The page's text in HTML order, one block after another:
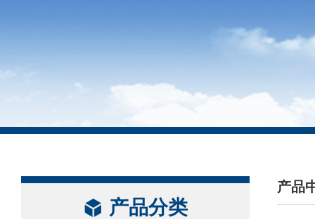
产品分类
产品
/